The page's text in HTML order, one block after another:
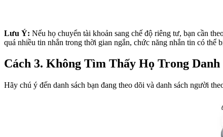
Lưu Ý: Nếu họ chuyển tài khoản sang chế độ riêng tư, bạn cần
quá nhiều tin nhắn trong thời gian ngắn, chức năng nhắn tin có
Cách 3. Không Tìm Thấy Họ Trong
Hãy chú ý đến danh sách bạn đang theo dõi và danh sách người